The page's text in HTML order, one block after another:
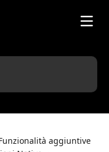
aggiuntive